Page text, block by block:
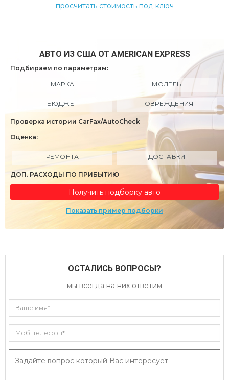
просчитать стоимость под ключ
АВТО ИЗ США ОТ AMERICAN EXPRESS
Подбираем по параметрам:
МАРКА МОДЕЛЬ
БЮДЖЕТ ПОВРЕЖДЕНИЯ
Проверка истории CarFax/AutoCheck
Оценка:
РЕМОНТА ДОСТАВКИ
ДОП. РАСХОДЫ ПО ПРИБЫТИЮ
Получить подборку авто
Показать пример подборки
ОСТАЛИСЬ ВОПРОСЫ?
мы всегда на них ответим